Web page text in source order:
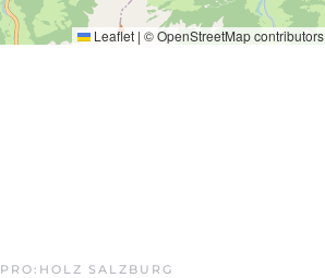
Leaflet | ©OpenStreetMapcontributors
PRO:HOLZ SALZBURG